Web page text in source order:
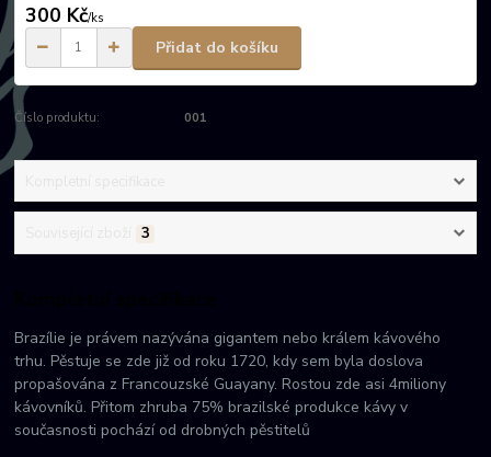
300 Kč/ks
Přidat do košíku
Číslo produktu: 001
3
Brazílie je právem nazývána gigantem nebo králem kávového
trhu. Pěstuje se zde již od roku 1720, kdy sem byla doslova
propašována z Francouzské Guayany. Rostou zde asi 4miliony
kávovníků. Přitom zhruba 75% brazilské produkce kávy v
současnosti pochází od drobných pěstitelů